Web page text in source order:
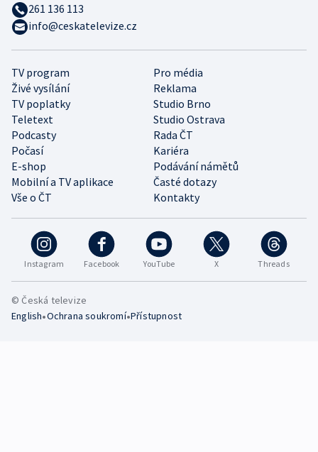
Instagram Facebook YouTube X Threads
TV program
Pro média
Živé vysílání
Reklama
TV poplatky
Studio Brno
Teletext
Studio Ostrava
Podcasty
Rada ČT
Počasí
Kariéra
E-shop
Podávání námětů
Mobilní a TV aplikace
Časté dotazy
Vše o ČT
Kontakty
261 136 113
info@ceskatelevize.cz
© Česká televize
English•Ochrana soukromí•Přístupnost